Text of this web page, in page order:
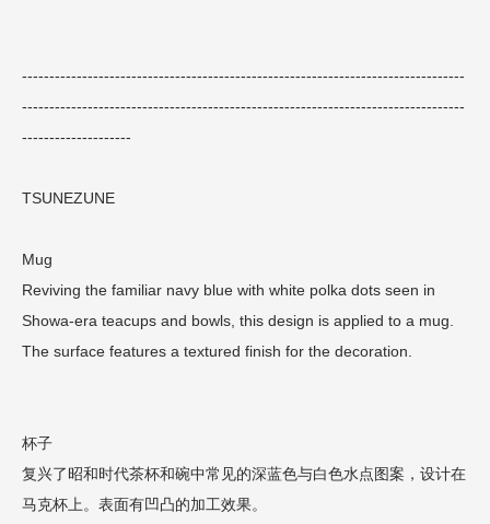
---------------------------------------------------------------------------------
---------------------------------------------------------------------------------
--------------------
TSUNEZUNE
Mug
Reviving the familiar navy blue with white polka dots seen in
Showa-era teacups and bowls, this design is applied to a mug.
The surface features a textured finish for the decoration.
杯子
复兴了昭和时代茶杯和碗中常见的深蓝色与白色水点图案，设计在
马克杯上。表面有凹凸的加工效果。